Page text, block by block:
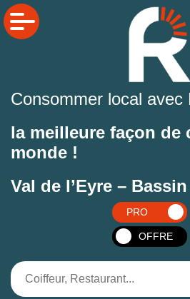
Consommer local avec
la meilleure façon de
monde !
Val de l’Eyre –
PRO
OFFRE